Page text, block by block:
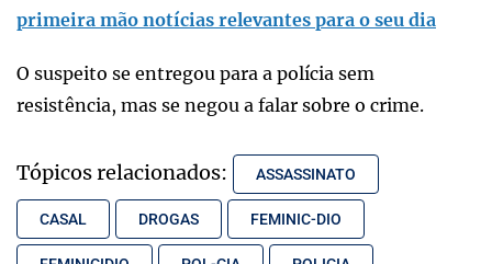
primeira mão notícias relevantes para o seu dia
O suspeito se entregou para a polícia sem
resistência, mas se negou a falar sobre o crime.
Tópicos relacionados: ASSASSINATO
CASAL DROGAS FEMINIC-DIO